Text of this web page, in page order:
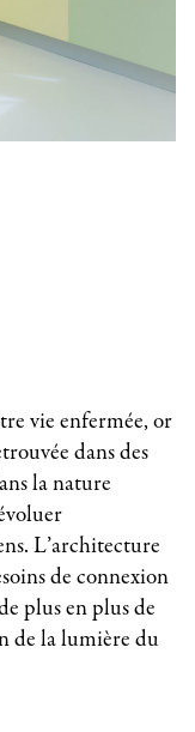
vie enfermée, or
dans des
la nature
L’architecture
de connexion
plus en plus de
de la lumière du